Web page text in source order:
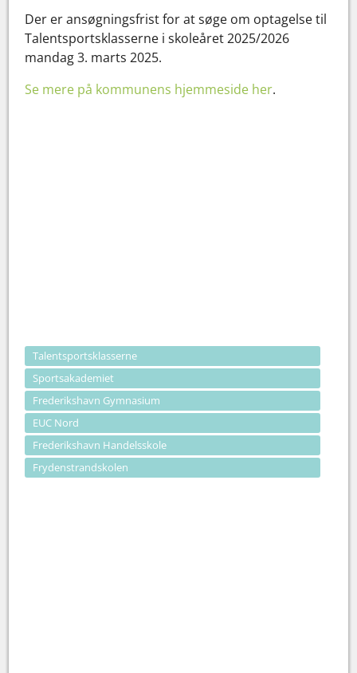
Der er ansøgningsfrist for at søge om optagelse til
Talentsportsklasserne i skoleåret 2025/2026
mandag 3. marts 2025.
Se mere på kommunens hjemmeside her.
Talentsportsklasserne
Sportsakademiet
Frederikshavn Gymnasium
EUC Nord
Frederikshavn Handelsskole
Frydenstrandskolen